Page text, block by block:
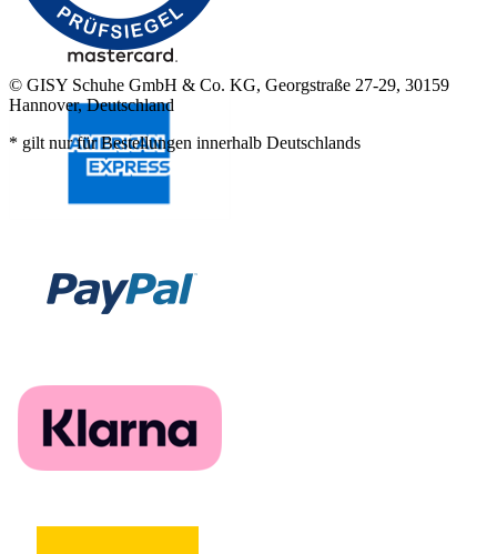
© GISY Schuhe GmbH & Co. KG, Georgstraße 27-29, 30159
Hannover, Deutschland
* gilt nur für Bestellungen innerhalb Deutschlands